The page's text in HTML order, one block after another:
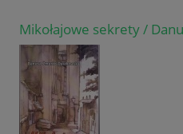
Mikołajowe sekrety /